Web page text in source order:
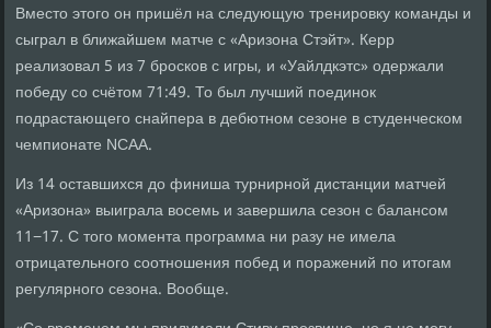
Вместо этого он пришёл на следующую тренировку команды и
сыграл в ближайшем матче с «Аризона Стэйт». Керр
реализовал 5 из 7 бросков с игры, и «Уайлдкэтс» одержали
победу со счётом 71:49. То был лучший поединок
подрастающего снайпера в дебютном сезоне в студенческом
чемпионате NCAA.
Из 14 оставшихся до финиша турнирной дистанции матчей
«Аризона» выиграла восемь и завершила сезон с балансом
11−17. С того момента программа ни разу не имела
отрицательного соотношения побед и поражений по итогам
регулярного сезона. Вообще.